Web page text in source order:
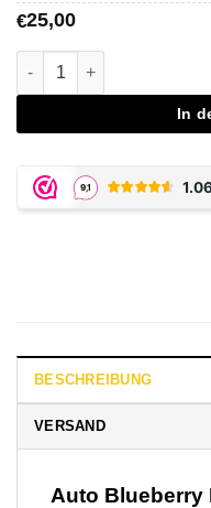
€25,00
Auto Blueberry Bliss -
In
BESCHREIBUNG
VERSAND
Auto Blueberry